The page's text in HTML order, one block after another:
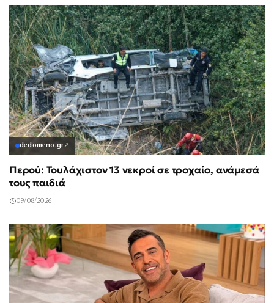
dedomeno.gr↗
Περού: Τουλάχιστον 13 νεκροί σε τροχαίο, ανάμεσά
τους παιδιά
09/08/2026